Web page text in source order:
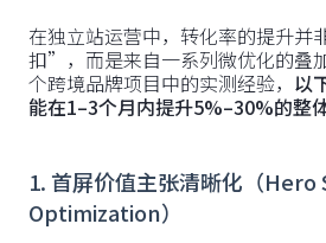
在独立站运营中，转化率的提升
扣”，而是来自一系列微优化的叠
个跨境品牌项目中的实测经验， 以
能在1–3个月内提升5%–30%的整
1. 首屏价值主张清晰化（
Optimization）